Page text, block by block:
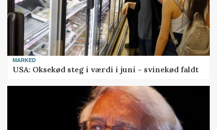
MARKED
USA: Oksekød steg i værdi i juni – svinekød faldt